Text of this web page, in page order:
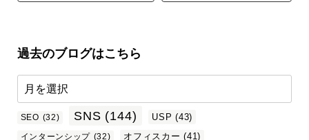
過去のブログはこちら
SEO (32) SNS (144) USP (43)
インターンシップ (32) オフィスカー (41)